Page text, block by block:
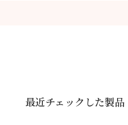
最近チェックした製品